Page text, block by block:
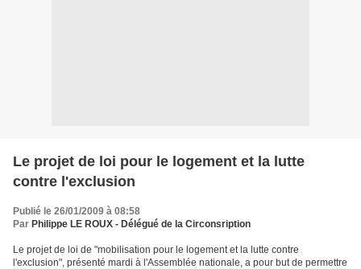
Le projet de loi pour le logement et la lutte
contre l'exclusion
Publié le 26/01/2009 à 08:58
Par Philippe LE ROUX - Délégué de la Circonsription
Le projet de loi de "mobilisation pour le logement et la lutte contre
l'exclusion", présenté mardi à l'Assemblée nationale, a pour but de permettre